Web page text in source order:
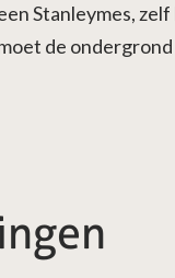
Stanleymes,
de